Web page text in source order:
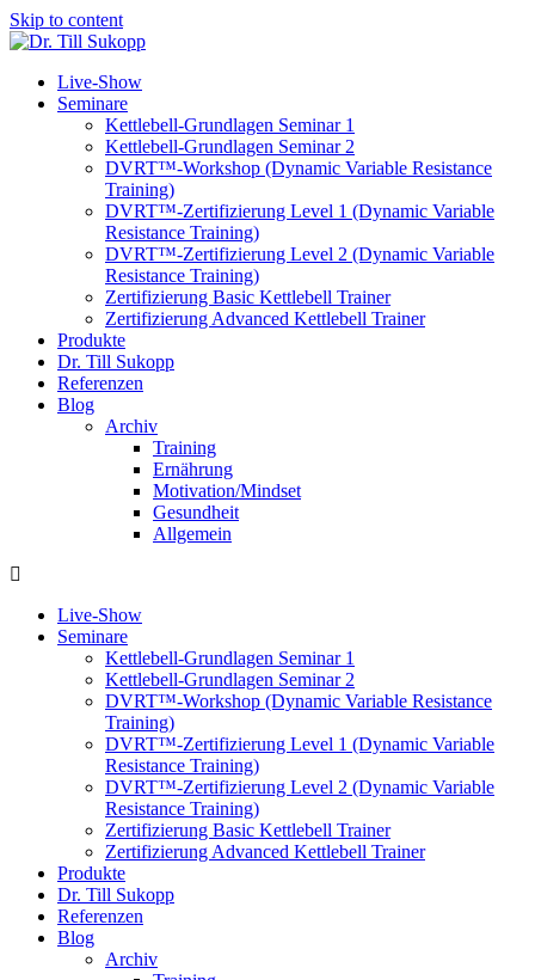
Skip to content
Live-Show
Seminare
Kettlebell-Grundlagen Seminar 1
Kettlebell-Grundlagen Seminar 2
DVRT™-Workshop (Dynamic Variable Resistance
Training)
DVRT™-Zertifizierung Level 1 (Dynamic Variable
Resistance Training)
DVRT™-Zertifizierung Level 2 (Dynamic Variable
Resistance Training)
Zertifizierung Basic Kettlebell Trainer
Zertifizierung Advanced Kettlebell Trainer
Produkte
Dr. Till Sukopp
Referenzen
Blog
Archiv
Training
Ernährung
Motivation/Mindset
Gesundheit
Allgemein
Live-Show
Seminare
Kettlebell-Grundlagen Seminar 1
Kettlebell-Grundlagen Seminar 2
DVRT™-Workshop (Dynamic Variable Resistance
Training)
DVRT™-Zertifizierung Level 1 (Dynamic Variable
Resistance Training)
DVRT™-Zertifizierung Level 2 (Dynamic Variable
Resistance Training)
Zertifizierung Basic Kettlebell Trainer
Zertifizierung Advanced Kettlebell Trainer
Produkte
Dr. Till Sukopp
Referenzen
Blog
Archiv